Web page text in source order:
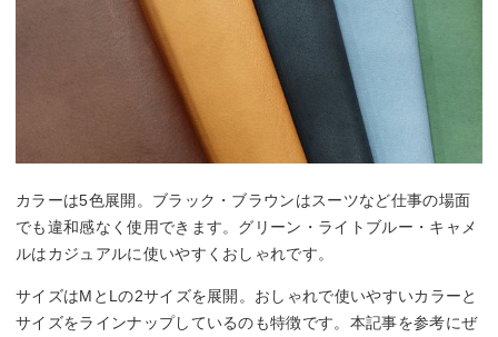
カラーは5色展開。ブラック・ブラウンはスーツなど仕事の場面
でも違和感なく使用できます。グリーン・ライトブルー・キャメ
ルはカジュアルに使いやすくおしゃれです。
サイズはMとLの2サイズを展開。おしゃれで使いやすいカラーと
サイズをラインナップしているのも特徴です。本記事を参考にぜ